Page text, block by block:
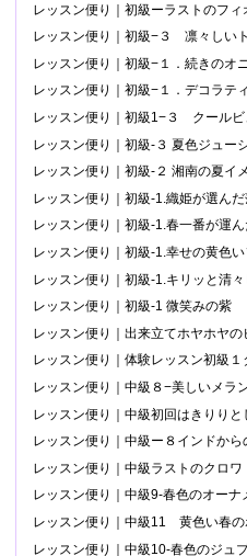
レッスン便り｜初級ーラストのフィ
レッスン便り｜初級−３ 凛々しい
レッスン便り｜初級−１．続きのオ
レッスン便り｜初級−１．デコラテ
レッスン便り｜初級1−３ クールビ
レッスン便り｜初級-３ 夏色ジュー
レッスン便り｜初級-２ 湘南の夏イ
レッスン便り｜初級-1.織姫が選ん
レッスン便り｜初級-1.春一番が運
レッスン便り｜初級-1.幸せの黄色
レッスン便り｜初級-1.キリッと清
レッスン便り｜初級-1 微笑みの紫
レッスン便り｜出来立てホヤホヤの
レッスン便り｜体験レッスン初級
レッスン便り｜中級８−美しいメラ
レッスン便り｜中級初回はきりり
レッスン便り｜中級ー８インドか
レッスン便り｜中級ラストのクロワ
レッスン便り｜中級9-春色のオーナ
レッスン便り｜中級11 黄色い春の
レッスン便り｜中級10-春色のジュ